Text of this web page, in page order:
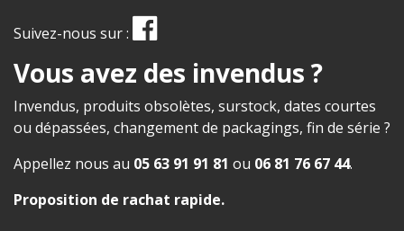
Suivez-nous sur :
Vous avez des invendus ?
Invendus, produits obsolètes, surstock, dates courtes
ou dépassées, changement de packagings, fin de série ?
Appellez nous au 05 63 91 91 81 ou 06 81 76 67 44.
Proposition de rachat rapide.